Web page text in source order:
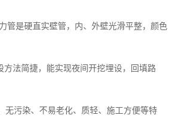
是硬直实壁管，内、外壁光滑平整，颜色
法简捷，能实现夜间开挖埋设，回填路
无污染、不易老化、质轻、施工方便等特